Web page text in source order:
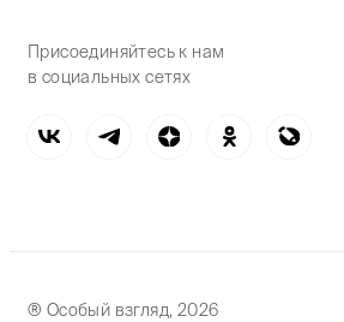
Присоединяйтесь к нам
в социальных сетях
® Особый взгляд, 2026